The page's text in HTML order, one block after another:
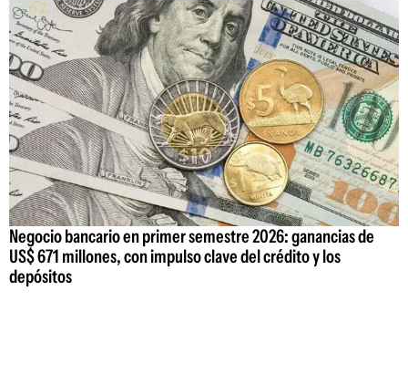
Negocio bancario en primer semestre 2026: ganancias de
US$ 671 millones, con impulso clave del crédito y los
depósitos